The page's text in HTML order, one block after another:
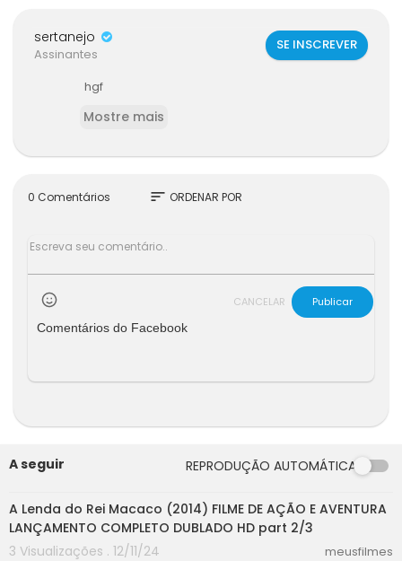
sertanejo
Assinantes
SE INSCREVER
hgf
Mostre mais
0 Comentários sort ORDENAR POR
CANCELAR
Publicar
Comentários do Facebook
A seguir REPRODUÇÃO AUTOMÁTICA
55:32
A Lenda do Rei Macaco (2014) FILME DE AÇÃO E AVENTURA
LANÇAMENTO COMPLETO DUBLADO HD part 2/3
3 Visualizações . 12/11/24
meusfilmes